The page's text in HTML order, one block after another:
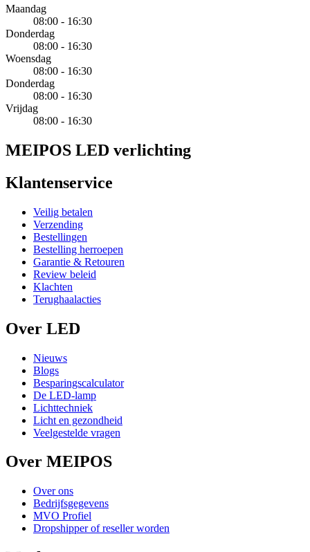
Maandag
08:00 - 16:30
Donderdag
08:00 - 16:30
Woensdag
08:00 - 16:30
Donderdag
08:00 - 16:30
Vrijdag
08:00 - 16:30
MEIPOS LED verlichting
Klantenservice
Veilig betalen
Verzending
Bestellingen
Bestelling herroepen
Garantie & Retouren
Review beleid
Klachten
Terughaalacties
Over LED
Nieuws
Blogs
Besparingscalculator
De LED-lamp
Lichttechniek
Licht en gezondheid
Veelgestelde vragen
Over MEIPOS
Over ons
Bedrijfsgegevens
MVO Profiel
Dropshipper of reseller worden